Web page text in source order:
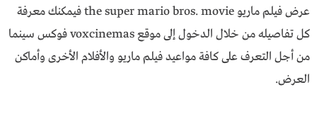
عرض فيلم ماريو the super mario bros. movie فيمكنك معرفة
كل تفاصيله من خلال الدخول إلى موقع voxcinemas فوكس سينما
من أجل التعرف على كافة مواعيد فيلم ماريو والأفلام الأخرى وأماكن
العرض.